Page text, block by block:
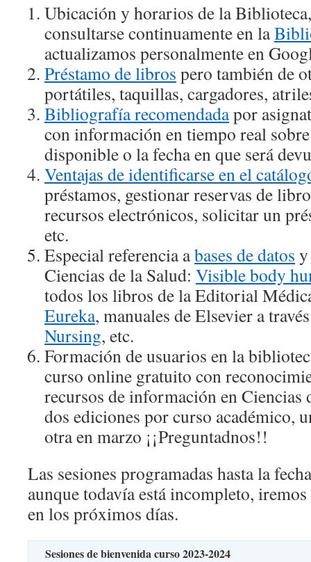
Ubicación y horarios de la
consultarse continuamente en la
actualizamos personalmente en
Préstamo de libros pero también de
portátiles, taquillas, cargadores,
Bibliografía recomendadapor
con información en tiempo real
disponible o la fecha en que será
Ventajas de identificarse en el
préstamos, gestionar reservas de
recursos electrónicos, solicitar un
etc.
Especial referencia abases de datos
Ciencias de la Salud: Visible body
todos los libros de la Editorial
Eureka, manuales de Elsevier a
Nursing, etc.
Formación de usuarios en la
curso online gratuito con
recursos de información en Ciencias
dos ediciones por curso académico,
otra en marzo ¡¡Preguntadnos!!
Las sesiones programadas hasta la
aunque todavía está incompleto,
en los próximos días.
Sesiones de bienvenida curso 2023-2024